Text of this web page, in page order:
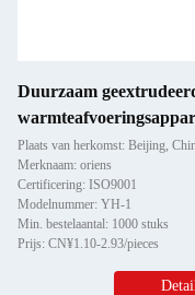
Duurzaam
Plaats van herkomst: Beijing,
Merknaam: oriens
Certificering: ISO9001
Modelnummer: YH-1
Min. bestelaantal: 1000 stuks
Prijs: CN¥1.10-2.93/pieces